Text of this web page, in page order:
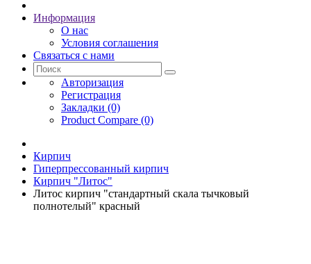
Информация
О нас
Условия соглашения
Связаться с нами
Авторизация
Регистрация
Закладки (0)
Product Compare (0)
Кирпич
Гиперпрессованный кирпич
Кирпич "Литос"
Литос кирпич "стандартный скала тычковый
полнотелый" красный